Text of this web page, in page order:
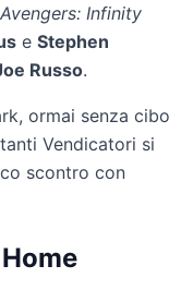
Avengers: Infinity
e Stephen
Russo.
ormai senza cibo
Vendicatori si
scontro con